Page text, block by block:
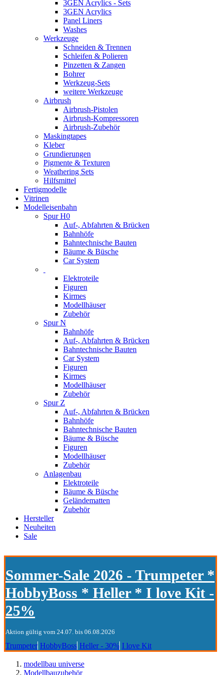
3GEN Acrylics - Sets
3GEN Acrylics
Panel Liners
Washes
Werkzeuge
Schneiden & Trennen
Schleifen & Polieren
Pinzetten & Zangen
Bohrer
Werkzeug-Sets
weitere Werkzeuge
Airbrush
Airbrush-Pistolen
Airbrush-Kompressoren
Airbrush-Zubehör
Maskingtapes
Kleber
Grundierungen
Pigmente & Texturen
Weathering Sets
Hilfsmittel
Fertigmodelle
Vitrinen
Modelleisenbahn
Spur H0
Auf-, Abfahrten & Brücken
Bahnhöfe
Bahntechnische Bauten
Bäume & Büsche
Car System
Elektroteile
Figuren
Kirmes
Modellhäuser
Zubehör
Spur N
Bahnhöfe
Auf-, Abfahrten & Brücken
Bahntechnische Bauten
Car System
Figuren
Kirmes
Modellhäuser
Zubehör
Spur Z
Auf-, Abfahrten & Brücken
Bahnhöfe
Bahntechnische Bauten
Bäume & Büsche
Figuren
Modellhäuser
Zubehör
Anlagenbau
Elektroteile
Bäume & Büsche
Geländematten
Zubehör
Hersteller
Neuheiten
Sale
Sommer-Sale 2026 - Trumpeter *
HobbyBoss * Heller * I love Kit -
25%
Aktion gültig vom 24.07. bis 06.08.2026
Trumpeter HobbyBoss Heller - 30% I love Kit
modellbau universe
Modellbauzubehör